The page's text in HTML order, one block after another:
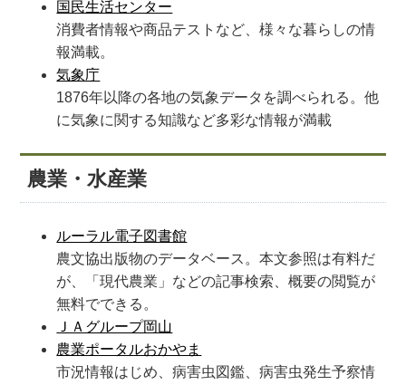
国民生活センター
消費者情報や商品テストなど、様々な暮らしの情
報満載。
気象庁
1876年以降の各地の気象データを調べられる。他
に気象に関する知識など多彩な情報が満載
農業・水産業
ルーラル電子図書館
農文協出版物のデータベース。本文参照は有料だ
が、「現代農業」などの記事検索、概要の閲覧が
無料でできる。
ＪＡグループ岡山
農業ポータルおかやま
市況情報はじめ、病害虫図鑑、病害虫発生予察情